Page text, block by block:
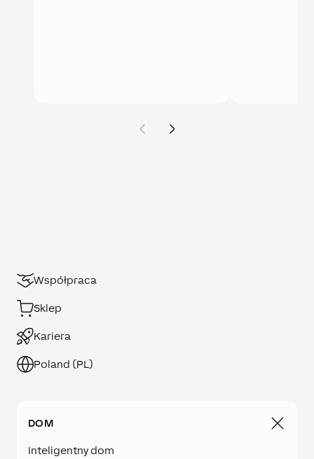
Współpraca
Sklep
Kariera
Poland (PL)
DOM
Inteligentny dom